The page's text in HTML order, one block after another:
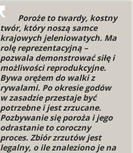
Poroże to twardy, kostny
twór, który noszą samce
krajowych jeleniowatych. Ma
rolę reprezentacyjną –
pozwala demonstrować siłę i
możliwości reprodukcyjne.
Bywa orężem do walki z
rywalami. Po okresie godów
w zasadzie przestaje być
potrzebne i jest zrzucane.
Pozbywanie się poroża i jego
odrastanie to coroczny
proces. Zbiór zrzutów jest
legalny, o ile znaleziono je na